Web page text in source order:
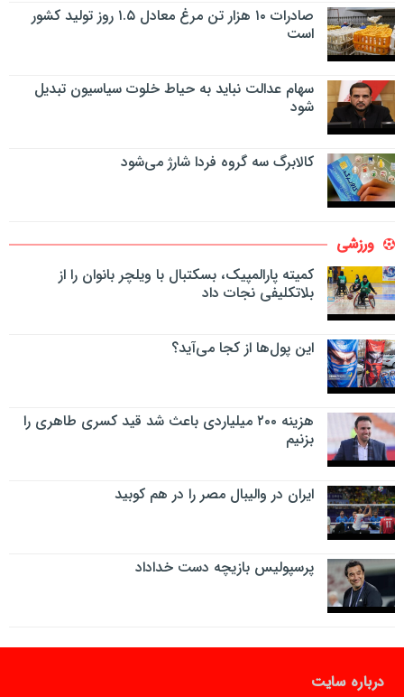
صادرات ۱۰ هزار تن مرغ معادل ۱.۵ روز تولید کشور
است
سهام عدالت نباید به حیاط خلوت سیاسیون تبدیل
شود
کالابرگ سه گروه فردا شارژ می‌شود
ورزشی
کمیته پارالمپیک، بسکتبال با ویلچر بانوان را از
بلاتکلیفی نجات داد
این پول‌ها از کجا می‌آید؟
هزینه ۲۰۰ میلیاردی باعث شد قید کسری طاهری را
بزنیم
ایران در والیبال مصر را در هم کوبید
پرسپولیس بازیچه دست خداداد
درباره سایت